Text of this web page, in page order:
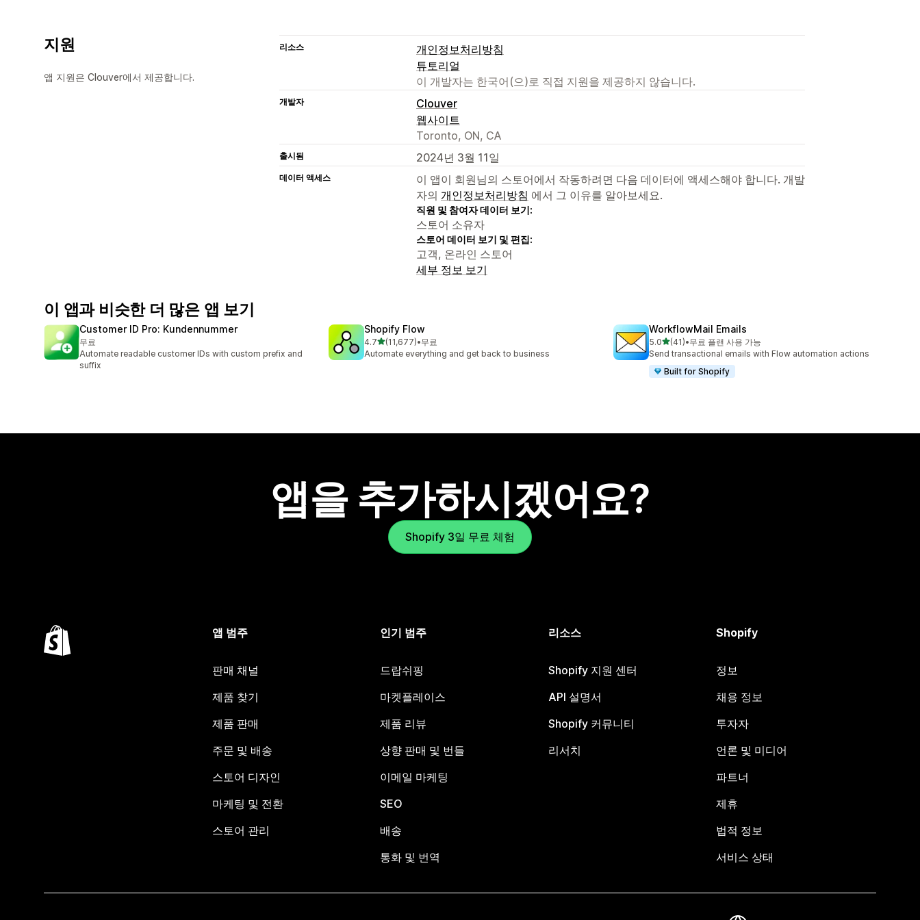
지원
앱 지원은 Clouver에서 제공합니다.
리소스
개인정보처리방침
튜토리얼
이 개발자는 한국어(으)로 직접 지원을 제공하지 않습니다.
개발자
Clouver
웹사이트
Toronto, ON, CA
출시됨 2024년 3월 11일
데이터 액세스
이 앱이 회원님의 스토어에서 작동하려면 다음 데이터에 액세스해야 합니다. 개발
자의 개인정보처리방침 에서 그 이유를 알아보세요.
직원 및 참여자 데이터 보기:
스토어 소유자
스토어 데이터 보기 및 편집:
고객, 온라인 스토어
세부 정보 보기
이 앱과 비슷한 더 많은 앱 보기
Customer ID Pro: Kundennummer
무료
Automate readable customer IDs with custom prefix and
suffix
Shopify Flow
4.7별 5개 중
(11,677)
총 리뷰 11677개
•무료
Automate everything and get back to business
WorkflowMail Emails
5.0별 5개 중
(41)
총 리뷰 41개
•무료 플랜 사용 가능
Send transactional emails with Flow automation actions
Built for Shopify
앱을 추가하시겠어요?
Shopify 3일 무료 체험
앱 범주
판매 채널
제품 찾기
제품 판매
주문 및 배송
스토어 디자인
마케팅 및 전환
스토어 관리
인기 범주
드랍쉬핑
마켓플레이스
제품 리뷰
상향 판매 및 번들
이메일 마케팅
SEO
배송
통화 및 번역
리소스
Shopify 지원 센터
API 설명서
Shopify 커뮤니티
리서치
Shopify
정보
채용 정보
투자자
언론 및 미디어
파트너
제휴
법적 정보
서비스 상태